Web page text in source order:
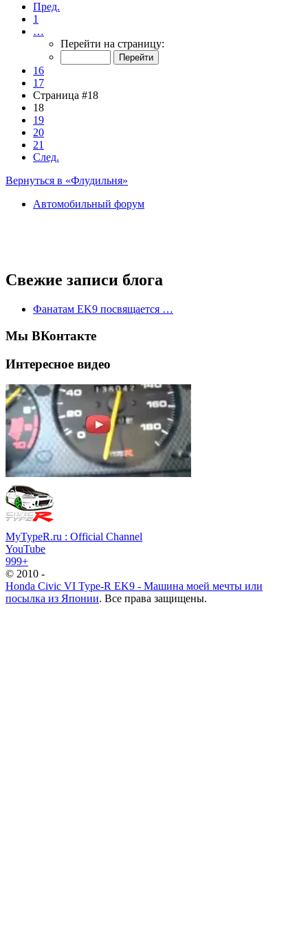
Пред.
1
…
Перейти на страницу:
16
17
Страница #18
18
19
20
21
След.
Вернуться в «Флудильня»
Автомобильный форум
Свежие записи блога
Фанатам EK9 посвящается …
Мы ВКонтакте
Интересное видео
MyTypeR.ru : Official Channel
YouTube
999+
© 2010 -
Honda Civic VI Type-R EK9 - Машина моей мечты или
посылка из Японии. Все права защищены.